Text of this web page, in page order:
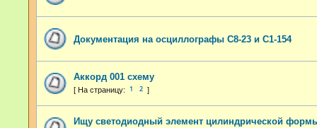
Документация на осциллографы С8-23 и С1-154
Аккорд 001 схему
1 2
Ищу светодиодный элемент цилиндрической